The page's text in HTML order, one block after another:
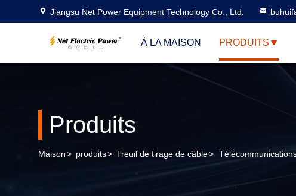
Jiangsu Net Power Equipment Technology Co., Ltd.
À LA MAISON PRODUITS
Produits
Maison> produits> Treuil de tirage de câble>